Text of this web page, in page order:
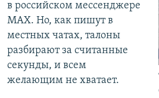
в российском мессенджере
МАХ. Но, как пишут в
местных чатах, талоны
разбирают за считанные
секунды, и всем
желающим не хватает.